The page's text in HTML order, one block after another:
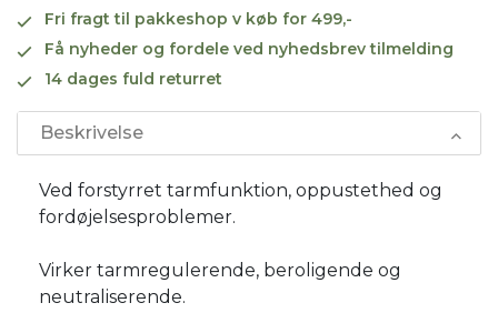
Fri fragt til pakkeshop v køb for 499,-
Få nyheder og fordele ved nyhedsbrev tilmelding
14 dages fuld returret
Beskrivelse
Ved forstyrret tarmfunktion, oppustethed og
fordøjelsesproblemer.
Virker tarmregulerende, beroligende og
neutraliserende.